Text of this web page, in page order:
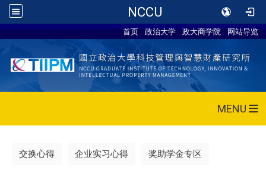
NCCU
首页 政治大学 政大商学院 网站导览
MENU
交换心得 企业实习心得 奖助学金专区